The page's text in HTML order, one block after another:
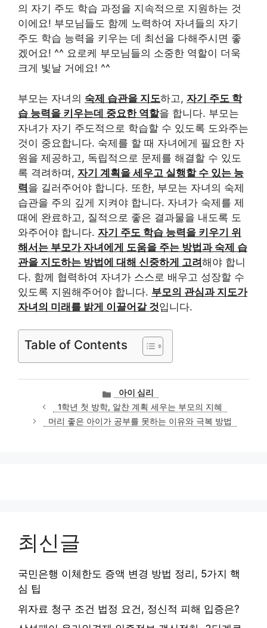
의 자기 주도 학습 과정을 지속적으로 지원하는 것
이에요! 부모님들도 함께 노력하여 자녀들의 자기
주도 학습 능력을 키우는 데 최선을 다해주시면 좋
겠어요! ^^ 요로케 부모님들의 소중한 역할이 더욱
크게 빛날 거에요! ^^
부모는 자녀의 숙제 습관을 지도하고, 자기 주도 학
습 능력을 키우는데 중요한 역할을 합니다. 부모는
자녀가 자기 주도적으로 학습할 수 있도록 도와주는
것이 중요합니다. 숙제를 할 때 자녀에게 필요한 자
원을 제공하고, 독립적으로 문제를 해결할 수 있도
록 격려하며, 자기 계획을 세우고 실행할 수 있는 능
력을 길러주어야 합니다. 또한, 부모는 자녀의 숙제
습관을 주의 깊게 지켜야 합니다. 자녀가 숙제를 제
때에 완료하고, 질적으로 좋은 결과물을 내도록 도
와주어야 합니다. 자기 주도 학습 능력을 키우기 위
해서는 부모가 자녀에게 도움을 주는 방법과 숙제 습
관을 지도하는 방법에 대해 신중하게 고려해야 합니
다. 함께 협력하여 자녀가 스스로 배우고 성장할 수
있도록 지원해주어야 합니다. 부모의 관심과 지도가
자녀의 미래를 밝게 이끌어갈 것입니다.
Table of Contents
카
테
고
리
아이 심리
1학년 첫 방학, 알찬 계획 세우는 부모의 지혜
머리 좋은 아이가 공부를 못하는 이유와 극복 방법
최신글
국민은행 이체한도 증액 변경 방법 정리, 5가지 핵
심 팁
위자료 청구 조건 법정 요건, 정신적 피해 입증은?